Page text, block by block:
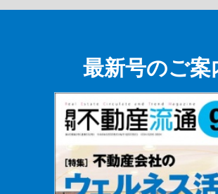
最新号のご案